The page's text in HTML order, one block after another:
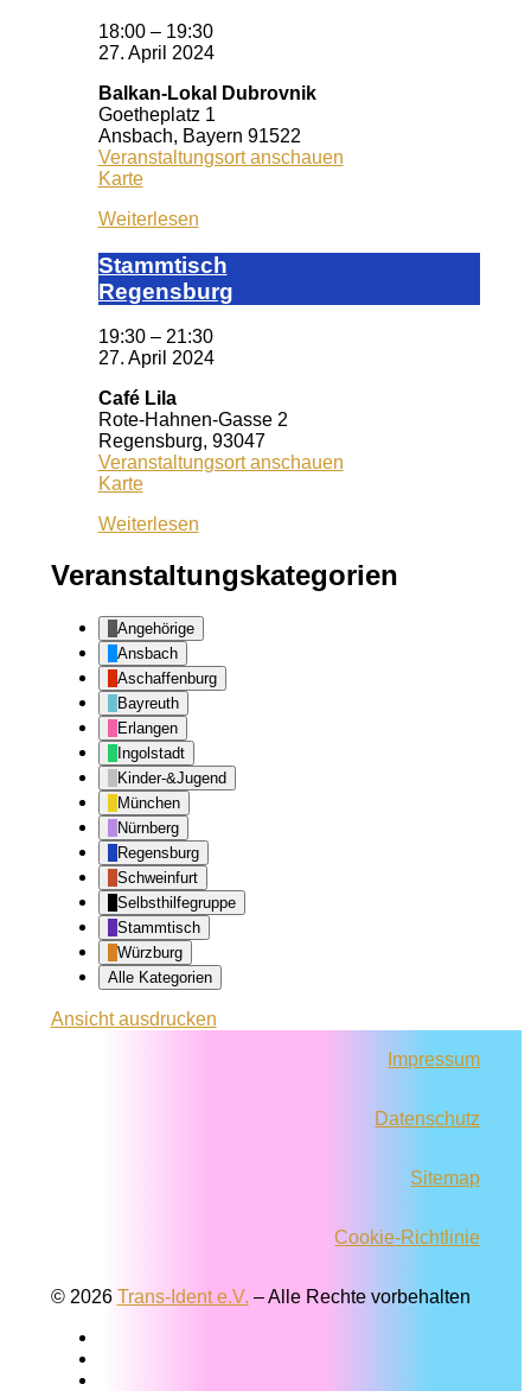
18:00 – 19:30
27. April 2024
Balkan-Lokal Dubrovnik
Goetheplatz 1
Ansbach, Bayern 91522
Veranstaltungsort anschauen
KarteBalkan-
Dubrovnik
Weiterlesen
Stamm­tisch
Reg­ens­burg
19:30 – 21:30
27. April 2024
Café Lila
Rote-Hahnen-Gasse 2
Regensburg, 93047
Veranstaltungsort anschauen
KarteCafé
Weiterlesen
Veranstaltungskategorien
Angehörige
Ansbach
Aschaffenburg
Bayreuth
Erlangen
Ingolstadt
Kinder-&Jugend
München
Nürnberg
Regensburg
Schweinfurt
Selbsthilfegruppe
Stammtisch
Würzburg
Alle Kategorien
Ansichtausdrucken
Impressum
Datenschutz
Sitemap
Cookie-Richtlinie
© 2026 Trans-Ident e.V. – Alle Rechte vorbehalten